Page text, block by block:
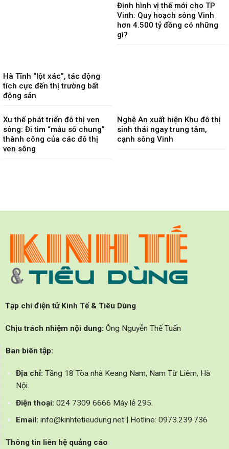
Hà Tĩnh “lột xác”, tác động
tích cực đến thị trường bất
động sản
Định hình vị thế mới cho TP
Vinh: Quy hoạch sông Vinh
hơn 4.500 tỷ đồng có những
gì?
Xu thế phát triển đô thị ven
sông: Đi tìm “mẫu số chung”
thành công của các đô thị
ven sông
Nghệ An xuất hiện Khu đô thị
sinh thái ngay trung tâm,
cạnh sông Vinh
Tạp chí điện tử Kinh Tế & Tiêu Dùng
Chịu trách nhiệm nội dung: Ông Nguyễn Thế Tuấn
Ban biên tập:
Địa chỉ: Tầng 18 Tòa nhà Keang Nam, Nam Từ Liêm, Hà
Nội.
Điện thoại: 024 7309 6666 Máy lẻ 295.
Email: info@kinhtetieudung.net | Hotline: 0973.239.736
Thông tin liên hệ quảng cáo